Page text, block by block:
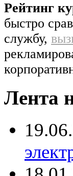
Рейтинг
быстро
службу,
Лента